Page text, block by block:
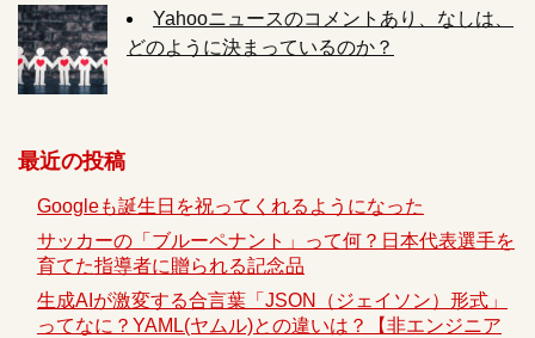
Yahooニュースのコメントあり、なしは、
どのように決まっているのか？
最近の投稿
Googleも誕生日を祝ってくれるようになった
サッカーの「ブルーペナント」って何？日本代表選手を
育てた指導者に贈られる記念品
生成AIが激変する合言葉「JSON（ジェイソン）形式」
ってなに？YAML(ヤムル)との違いは？【非エンジニア